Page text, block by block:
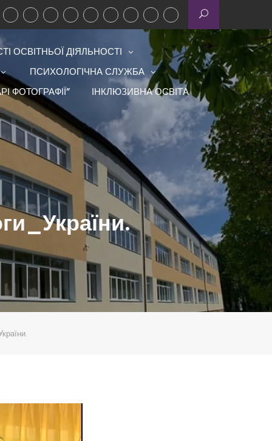
ОСВІТНЬОЇ ДІЯЛЬНОСТІ
ПСИХОЛОГІЧНА СЛУЖБА
ФОТОГРАФІЇ”
ІНКЛЮЗИВНА ОСВІТА